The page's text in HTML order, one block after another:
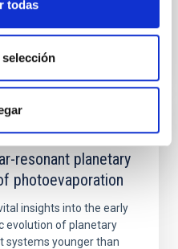
todas
resonant planetary
photoevaporation
insights into the early
evolution of planetary
systems younger than